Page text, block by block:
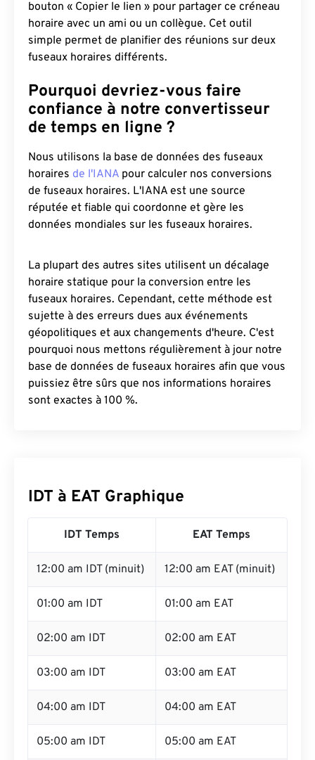
bouton « Copier le lien » pour partager ce créneau
horaire avec un ami ou un collègue. Cet outil
simple permet de planifier des réunions sur deux
fuseaux horaires différents.
Pourquoi devriez-vous faire
confiance à notre convertisseur
de temps en ligne ?
Nous utilisons la base de données des fuseaux
horaires de l'IANA pour calculer nos conversions
de fuseaux horaires. L'IANA est une source
réputée et fiable qui coordonne et gère les
données mondiales sur les fuseaux horaires.
La plupart des autres sites utilisent un décalage
horaire statique pour la conversion entre les
fuseaux horaires. Cependant, cette méthode est
sujette à des erreurs dues aux événements
géopolitiques et aux changements d'heure. C'est
pourquoi nous mettons régulièrement à jour notre
base de données de fuseaux horaires afin que vous
puissiez être sûrs que nos informations horaires
sont exactes à 100 %.
IDT à EAT Graphique
IDT Temps EAT Temps
12:00 am IDT (minuit) 12:00 am EAT (minuit)
01:00 am IDT 01:00 am EAT
02:00 am IDT 02:00 am EAT
03:00 am IDT 03:00 am EAT
04:00 am IDT 04:00 am EAT
05:00 am IDT 05:00 am EAT